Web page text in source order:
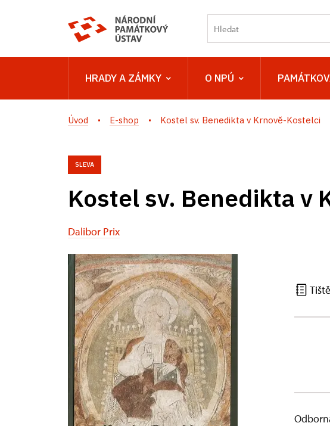
HRADY A ZÁMKY O NPÚ
Úvod E-shop Kostel sv. Benedikta v Krnově-Kostelci
SLEVA
Kostel sv. Benedikta v
Dalibor Prix